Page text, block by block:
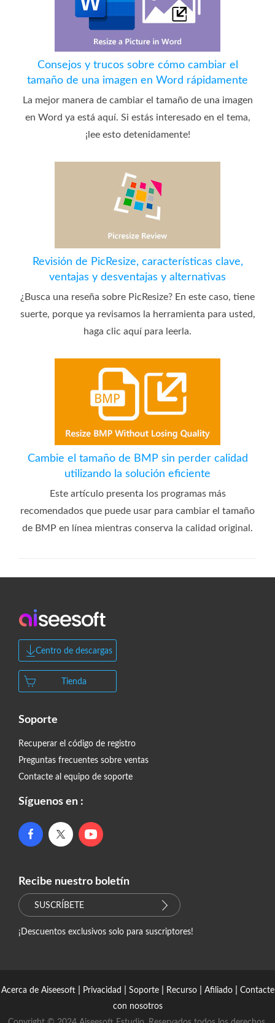
Consejos y trucos sobre cómo cambiar el
tamaño de una imagen en Word rápidamente
La mejor manera de cambiar el tamaño de una imagen
en Word ya está aquí. Si estás interesado en el tema,
¡lee esto detenidamente!
Revisión de PicResize, características clave,
ventajas y desventajas y alternativas
¿Busca una reseña sobre PicResize? En este caso, tiene
suerte, porque ya revisamos la herramienta para usted,
haga clic aquí para leerla.
Cambie el tamaño de BMP sin perder calidad
utilizando la solución eficiente
Este artículo presenta los programas más
recomendados que puede usar para cambiar el tamaño
de BMP en línea mientras conserva la calidad original.
Centro de descargas
Tienda
Soporte
Recuperar el código de registro
Preguntas frecuentes sobre ventas
Contacte al equipo de soporte
Síguenos en :
Recibe nuestro boletín
SUSCRÍBETE
¡Descuentos exclusivos solo para suscriptores!
Acerca de Aiseesoft| Privacidad Soporte| Recurso| Afiliado|
Contacte
con nosotros